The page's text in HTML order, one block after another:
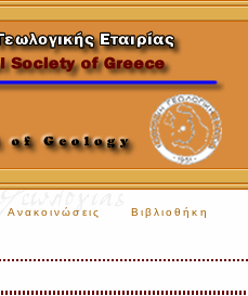
Ανακοινώσεις Βιβλιοθήκη